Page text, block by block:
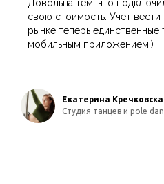
Довольна тем, что
свою стоимость. Учет
рынке теперь единственные
мобильным приложением:)
Екатерина
Студия танцев и pole